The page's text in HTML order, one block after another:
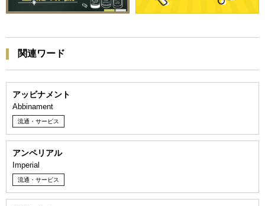
関連ワード
アッビナメント
Abbinament
流通・サービス
アンペリアル
Imperial
流通・サービス